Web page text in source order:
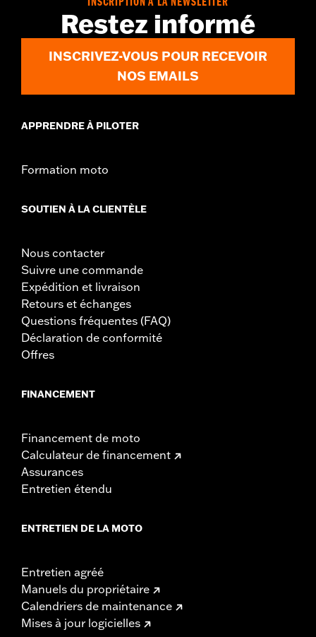
d.com/warranty
pour plus de détails
Importé
INSCRIPTION À LA NEWSLETTER
Restez informé
INSCRIVEZ-VOUS POUR RECEVOIR
NOS EMAILS
APPRENDRE À PILOTER
Formation moto
SOUTIEN À LA CLIENTÈLE
Nous contacter
Suivre une commande
Expédition et livraison
Retours et échanges
Questions fréquentes (FAQ)
Déclaration de conformité
Offres
FINANCEMENT
Financement de moto
Calculateur de financement
Assurances
Entretien étendu
ENTRETIEN DE LA MOTO
Entretien agréé
Manuels du propriétaire
Calendriers de maintenance
Mises à jour logicielles